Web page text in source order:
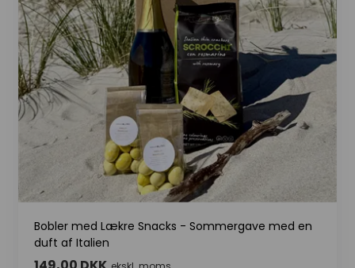
Bobler med Lækre Snacks - Sommergave med en
duft af Italien